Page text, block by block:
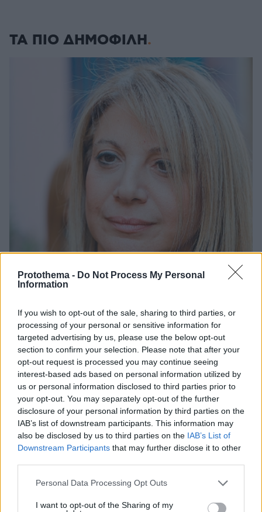
Protothema - Do Not Process My Personal
Information
If you wish to opt-out of the sale, sharing to third parties, or
processing of your personal or sensitive information for
targeted advertising by us, please use the below opt-out
section to confirm your selection. Please note that after your
opt-out request is processed you may continue seeing
interest-based ads based on personal information utilized by
us or personal information disclosed to third parties prior to
your opt-out. You may separately opt-out of the further
disclosure of your personal information by third parties on the
IAB’s list of downstream participants. This information may
also be disclosed by us to third parties on the IAB’s List of
Downstream Participants that may further disclose it to other
Please note that this website/app uses one or more Google
not limited to your visit or usage behaviour. You may click to
Personal Data Processing Opt Outs
I want to opt-out of the Sharing of my
ΤΑ ΠΙΟ ΔΗΜΟΦΙΛΗ
Κόμμα Καρυστιανού: Γιατί χάνεται μέσα σε δύο
μήνες η «Ελπίδα» της προέδρου Μαρίας
10.08.2026, 14:19